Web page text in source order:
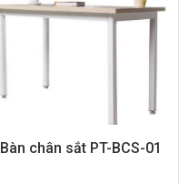
Bàn chân sắt PT-BCS-01